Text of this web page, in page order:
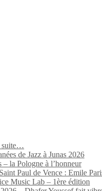
suite…
de Jazz à Junas 2026
– la Pologne à l’honneur
Paul de Vence : Emile
Music Lab – 1ère édition